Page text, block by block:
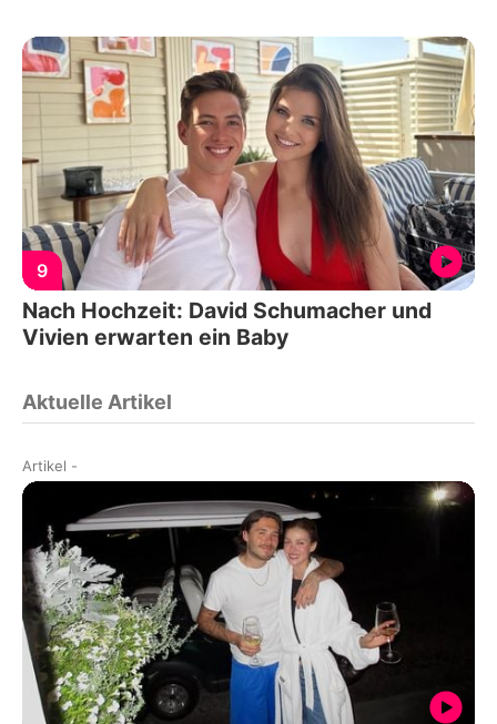
9
Nach Hochzeit: David Schumacher und
Vivien erwarten ein Baby
Aktuelle Artikel
Artikel -